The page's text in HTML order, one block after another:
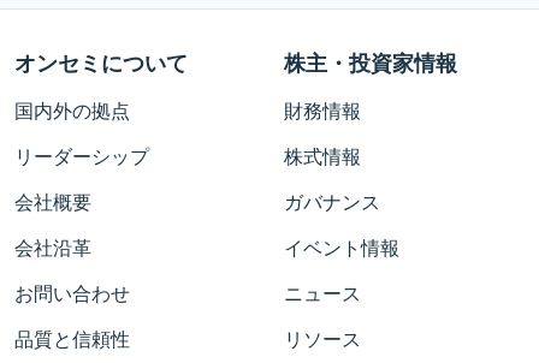
オンセミについて
国内外の拠点
リーダーシップ
会社概要
会社沿革
お問い合わせ
品質と信頼性
株主・投資家情報
財務情報
株式情報
ガバナンス
イベント情報
ニュース
リソース